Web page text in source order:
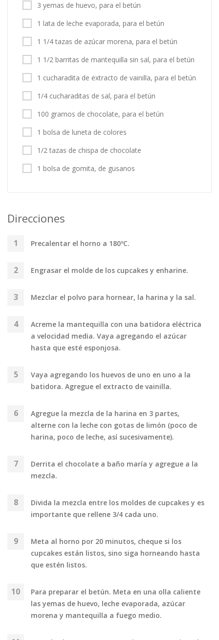
3 yemas de huevo, para el betún
1 lata de leche evaporada, para el betún
1 1/4 tazas de azúcar morena, para el betún
1 1/2 barritas de mantequilla sin sal, para el betún
1 cucharadita de extracto de vainilla, para el betún
1/4 cucharaditas de sal, para el betún
100 gramos de chocolate, para el betún
1 bolsa de luneta de colores
1/2 tazas de chispa de chocolate
1 bolsa de gomita, de gusanos
Direcciones
Precalentar el horno a 180ºC.
Engrasar el molde de los cupcakes y enharine.
Mezclar el polvo para hornear, la harina y la sal.
Acreme la mantequilla con una batidora eléctrica
a velocidad media. Vaya agregando el azúcar
hasta que esté esponjosa.
Vaya agregando los huevos de uno en uno a la
batidora. Agregue el extracto de vainilla.
Agregue la mezcla de la harina en 3 partes,
alterne con la leche con gotas de limón (poco de
harina, poco de leche, así sucesivamente).
Derrita el chocolate a baño maría y agregue a la
mezcla.
Divida la mezcla entre los moldes de cupcakes y es
importante que rellene 3/4 cada uno.
Meta al horno por 20 minutos, cheque si los
cupcakes están listos, sino siga horneando hasta
que estén listos.
Para preparar el betún. Meta en una olla caliente
las yemas de huevo, leche evaporada, azúcar
morena y mantequilla a fuego medio.